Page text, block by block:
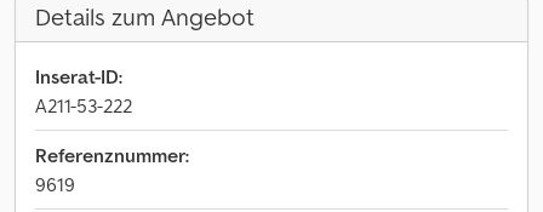
Details zum Angebot
Inserat-ID:
A211-53-222
Referenznummer:
9619